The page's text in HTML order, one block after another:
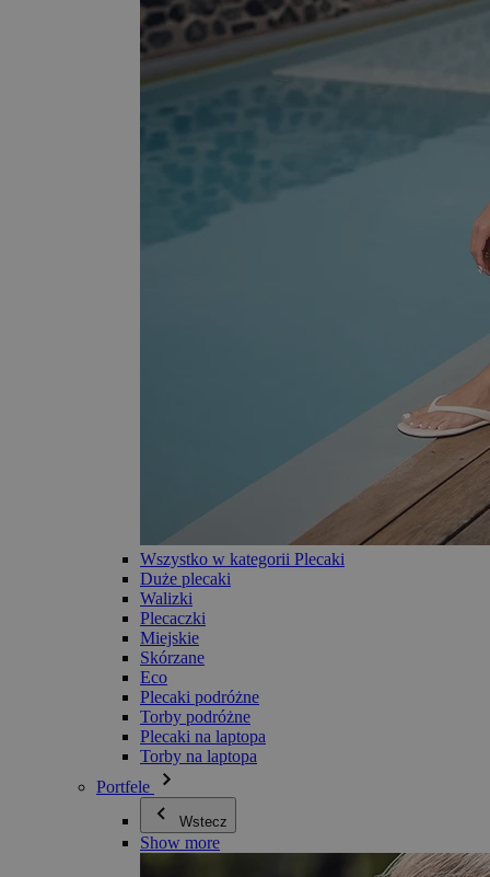
Wszystko w kategorii Plecaki
Duże plecaki
Walizki
Plecaczki
Miejskie
Skórzane
Eco
Plecaki podróżne
Torby podróżne
Plecaki na laptopa
Torby na laptopa
Portfele
Wstecz
Show more